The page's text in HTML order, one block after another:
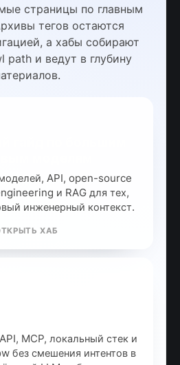
страницы по главным
тегов остаются
а хабы собирают
path и ведут в глубину
API, open-source
и RAG для тех,
инженерный контекст.
ХАБ
MCP, локальный стек и
без смешения интентов в